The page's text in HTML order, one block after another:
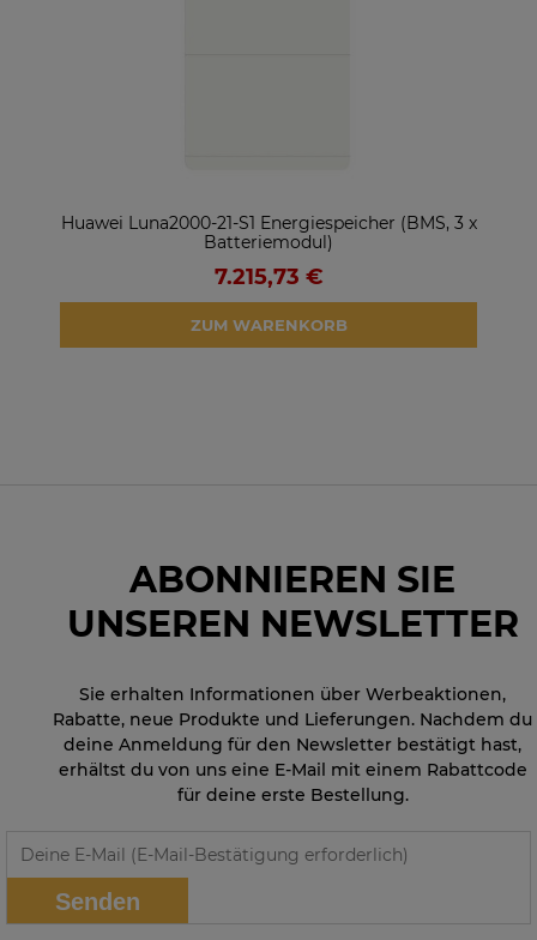
Huawei Luna2000-21-S1 Energiespeicher (BMS, 3 x
Batteriemodul)
7.215,73 €
ZUM WARENKORB
ABONNIEREN SIE
UNSEREN NEWSLETTER
Sie erhalten Informationen über Werbeaktionen,
Rabatte, neue Produkte und Lieferungen. Nachdem du
deine Anmeldung für den Newsletter bestätigt hast,
erhältst du von uns eine E-Mail mit einem Rabattcode
für deine erste Bestellung.
Senden